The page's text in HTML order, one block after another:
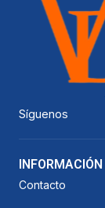
Síguenos
INFORMACIÓN
Contacto